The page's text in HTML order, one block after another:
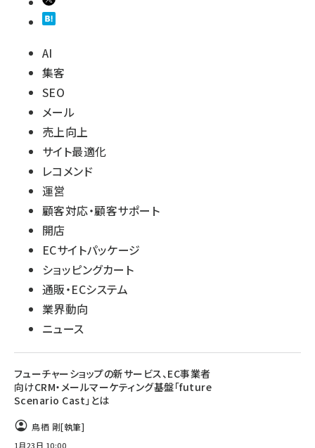
AI
集客
SEO
メール
売上向上
サイト最適化
レコメンド
運営
顧客対応・顧客サポート
開店
ECサイトパッケージ
ショッピングカート
通販・ECシステム
業界動向
ニュース
フューチャーショップの新サービス、EC事業者
向けCRM・メールマーケティング基盤「future
Scenario Cast」とは
鳥栖 剛[執筆]
1月23日 10:00